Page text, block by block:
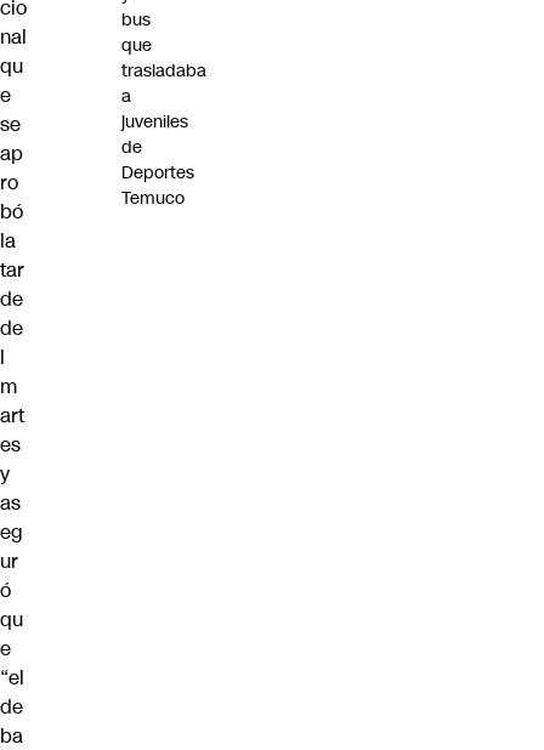
cio
nal
qu
e
se
ap
ro
bó
la
tar
de
de
l
m
art
es
y
as
eg
ur
ó
qu
e
“el
de
ba
bus
que
trasladaba
a
juveniles
de
Deportes
Temuco